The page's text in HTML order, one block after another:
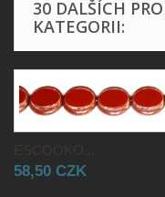
30 DALŠÍCH
KATEGORII:
58,50 CZK